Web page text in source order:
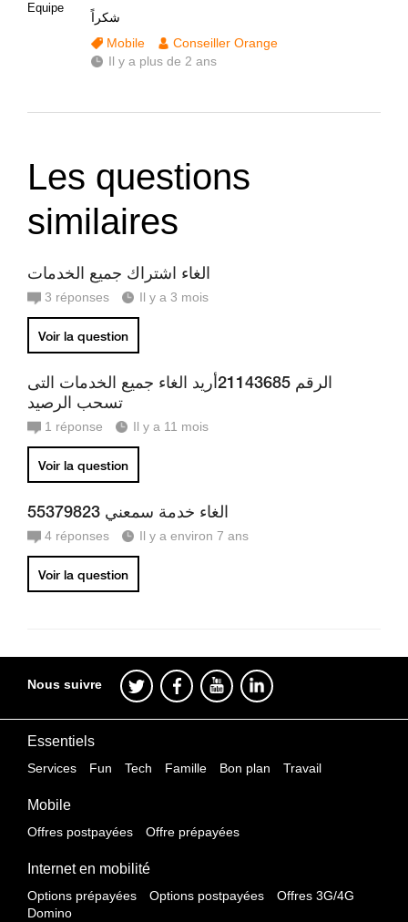
Equipe
شكراً
Mobile
Conseiller Orange
Il y a plus de 2 ans
Les questions
similaires
الغاء اشتراك جميع الخدمات
3 réponses Il y a 3 mois
Voir la question
الرقم 21143685أريد الغاء جميع الخدمات التى
تسحب الرصيد
1 réponse Il y a 11 mois
Voir la question
الغاء خدمة سمعني 55379823
4 réponses Il y a environ 7 ans
Voir la question
Nous suivre
Essentiels
Services Fun Tech Famille Bon plan Travail
Mobile
Offres postpayées Offre prépayées
Internet en mobilité
Options prépayées Options postpayées
Offres 3G/4G
Domino